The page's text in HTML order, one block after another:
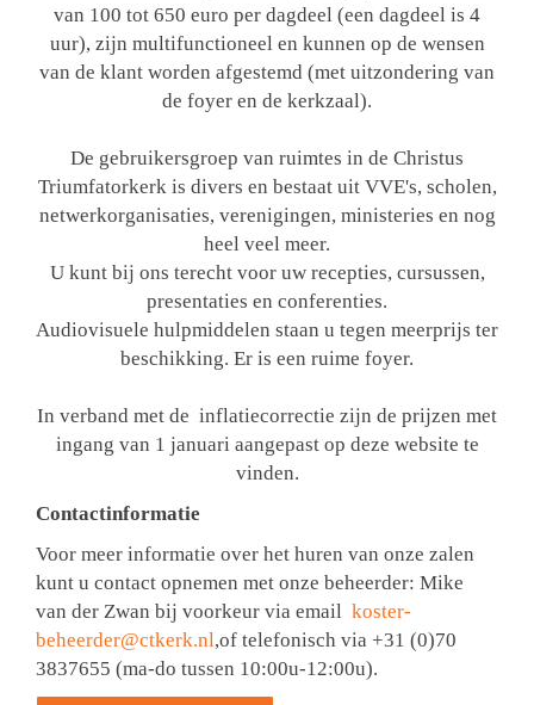
van 100 tot 650 euro per dagdeel (een dagdeel is 4
uur), zijn multifunctioneel en kunnen op de wensen
van de klant worden afgestemd (met uitzondering van
de foyer en de kerkzaal).
De gebruikersgroep van ruimtes in de Christus
Triumfatorkerk is divers en bestaat uit VVE's, scholen,
netwerkorganisaties, verenigingen, ministeries en nog
heel veel meer.
U kunt bij ons terecht voor uw recepties, cursussen,
presentaties en conferenties.
Audiovisuele hulpmiddelen staan u tegen meerprijs ter
beschikking. Er is een ruime foyer.
In verband met de inflatiecorrectie zijn de prijzen met
ingang van 1 januari aangepast op deze website te
vinden.
Contactinformatie
Voor meer informatie over het huren van onze zalen
kunt u contact opnemen met onze beheerder: Mike
van der Zwan bij voorkeur via email koster-
beheerder@ctkerk.nl,of telefonisch via +31 (0)70
3837655 (ma-do tussen 10:00u-12:00u).